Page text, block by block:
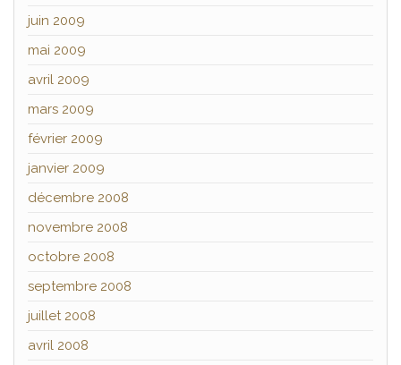
juin 2009
mai 2009
avril 2009
mars 2009
février 2009
janvier 2009
décembre 2008
novembre 2008
octobre 2008
septembre 2008
juillet 2008
avril 2008